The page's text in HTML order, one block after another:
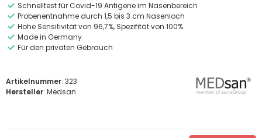
Schnelltest für Covid-19 Antigene im Nasenbereich
Probenentnahme durch 1,5 bis 3 cm Nasenloch
Hohe Sensitivität von 96,7%, Spezifität von 100%
Made in Germany
Für den privaten Gebrauch
Artikelnummer: 323
Hersteller: Medsan